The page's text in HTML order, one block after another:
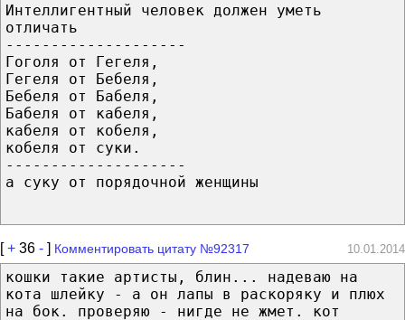
Интеллигентный человек должен уметь
отличать
--------------------
Гоголя от Гегеля,
Гегеля от Бебеля,
Бебеля от Бабеля,
Бабеля от кабеля,
кабеля от кобеля,
кобеля от суки.
--------------------
а суку от порядочной женщины
[+ 36 - ] Комментировать цитату №92317 10.01.2014
кошки такие артисты, блин... надеваю на
кота шлейку - а он лапы в раскоряку и плюх
на бок. проверяю - нигде не жмет. кот